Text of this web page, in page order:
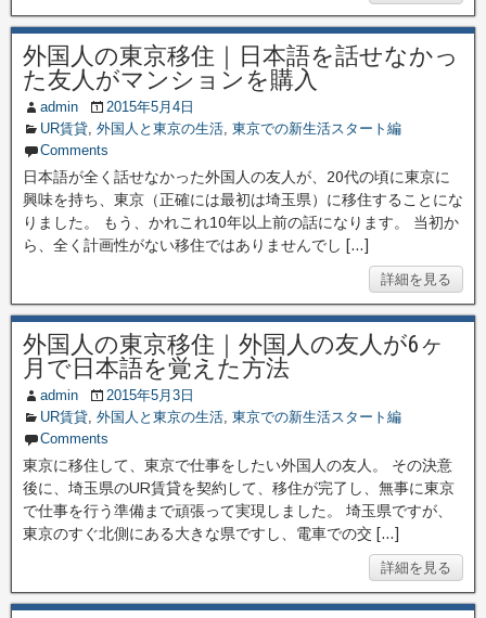
外国人の東京移住｜日本語を話せなかっ
た友人がマンションを購入
admin
2015年5月4日
UR賃貸, 外国人と東京の生活, 東京での新生活スタート編
Comments
日本語が全く話せなかった外国人の友人が、20代の頃に東京に
興味を持ち、東京（正確には最初は埼玉県）に移住することにな
りました。 もう、かれこれ10年以上前の話になります。 当初か
ら、全く計画性がない移住ではありませんでし […]
詳細を見る
外国人の東京移住｜外国人の友人が6ヶ
月で日本語を覚えた方法
admin
2015年5月3日
UR賃貸, 外国人と東京の生活, 東京での新生活スタート編
Comments
東京に移住して、東京で仕事をしたい外国人の友人。 その決意
後に、埼玉県のUR賃貸を契約して、移住が完了し、無事に東京
で仕事を行う準備まで頑張って実現しました。 埼玉県ですが、
東京のすぐ北側にある大きな県ですし、電車での交 […]
詳細を見る